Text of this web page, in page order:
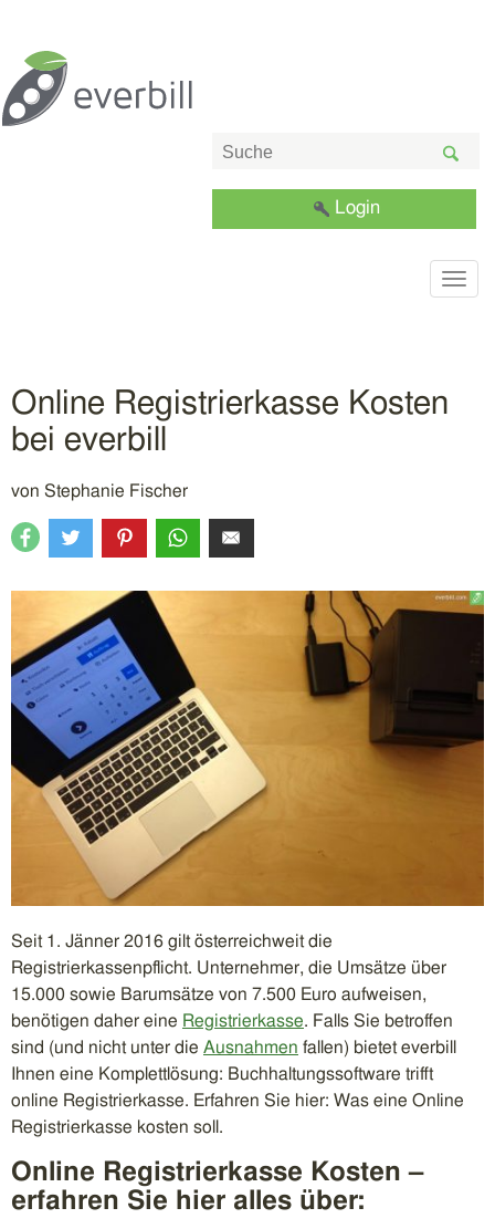
Login
Online Registrierkasse Kosten
bei everbill
von Stephanie Fischer
Seit 1. Jänner 2016 gilt österreichweit die
Registrierkassenpflicht. Unternehmer, die Umsätze über
15.000 sowie Barumsätze von 7.500 Euro aufweisen,
benötigen daher eine Registrierkasse. Falls Sie betroffen
sind (und nicht unter die Ausnahmen fallen) bietet everbill
Ihnen eine Komplettlösung: Buchhaltungssoftware trifft
online Registrierkasse. Erfahren Sie hier: Was eine Online
Registrierkasse kosten soll.
Online Registrierkasse Kosten –
erfahren Sie hier alles über: